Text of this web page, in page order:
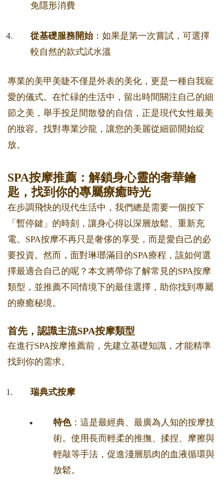
免隱形消費
從基礎服務開始：如果是第一次嘗試，可選擇
較自然的款式試水溫
專業的美甲美睫不僅是外表的美化，更是一種自我寵
愛的儀式。在忙碌的生活中，留出時間關注自己的細
節之美，舉手投足間散發的自信，正是現代女性最美
的妝容。找對專業沙龍，讓您的美麗從細節開始綻
放。
SPA按摩推薦：解鎖身心靈的奢華鑰
匙，找到你的專屬療癒時光
在步調飛快的現代生活中，我們總是需要一個按下
「暫停鍵」的時刻，讓身心得以深層放鬆、重新充
電。SPA按摩不再只是奢侈的享受，而是愛自己的必
要投資。然而，面對琳瑯滿目的SPA療程，該如何選
擇最適合自己的呢？本文將帶你了解常見的SPA按摩
類型，並推薦不同情境下的最佳選擇，助你找到專屬
的療癒秘境。
首先，認識主流SPA按摩類型
在進行SPA按摩推薦前，先建立基礎知識，才能精準
找到你的需求。
瑞典式按摩
特色：這是最經典、最廣為人知的按摩技
術。使用長而輕柔的推撫、揉捏、摩擦與
輕敲等手法，促進淺層肌肉的血液循環與
放鬆。